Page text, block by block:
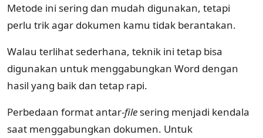
Metode ini sering dan mudah digunakan, tetapi
perlu trik agar dokumen kamu tidak berantakan.
Walau terlihat sederhana, teknik ini tetap bisa
digunakan untuk menggabungkan Word dengan
hasil yang baik dan tetap rapi.
Perbedaan format antar-file sering menjadi kendala
saat menggabungkan dokumen. Untuk